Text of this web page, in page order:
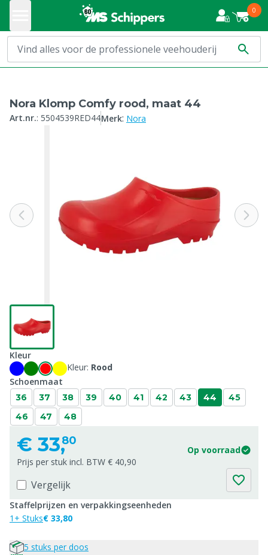
0
Nora Klomp Comfy rood, maat 44
Art.nr.: 5504539RED44Merk: Nora
Kleur
Kleur: Rood
Schoenmaat
36 37 38 39 40 41 42 43 44
45
46
47 48
€ 33,80
Op voorraad
Prijs per stuk incl. BTW € 40,90
Vergelijk
Staffelprijzen en verpakkingseenheden
1+ Stuks€ 33,80
5 stuks per doos